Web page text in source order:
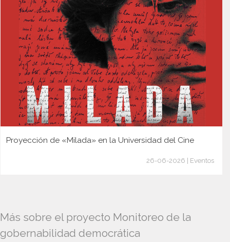
Proyección de «Milada» en la Universidad del Cine
26-06-2026 | Eventos
Más sobre el proyecto Monitoreo de la
gobernabilidad democrática